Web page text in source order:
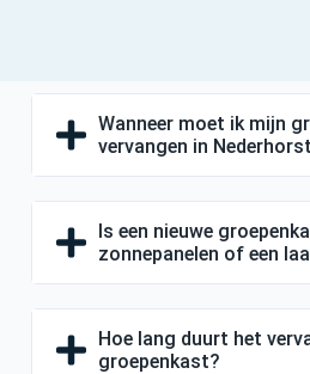
Wanneer moet ik mijn
vervangen in
Is een nieuwe
zonnepanelen of een
Hoe lang duurt het
groepenkast?